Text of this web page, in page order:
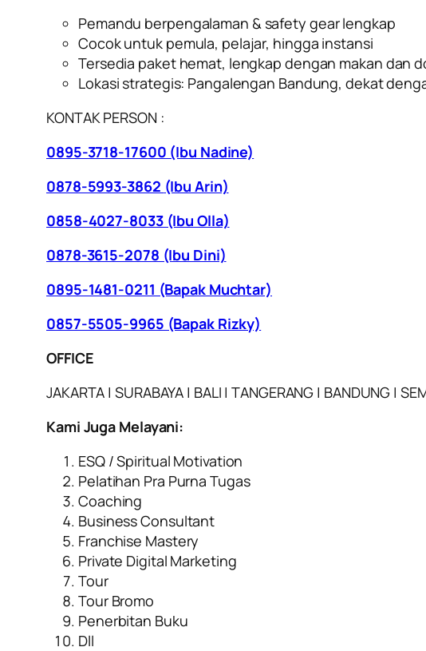
Pemandu berpengalaman & safety gear lengkap
Cocok untuk pemula, pelajar, hingga instansi
Tersedia paket hemat, lengkap dengan makan dan
Lokasi strategis: Pangalengan Bandung, dekat
KONTAK PERSON :
0895-3718-17600 (Ibu Nadine)
0878-5993-3862 (Ibu Arin)
0858-4027-8033 (Ibu Olla)
0878-3615-2078 (Ibu Dini)
0895-1481-0211 (Bapak Muchtar)
0857-5505-9965 (Bapak Rizky)
OFFICE
JAKARTA | SURABAYA | BALI | TANGERANG | BANDUNG |
Kami Juga Melayani:
ESQ / Spiritual Motivation
Pelatihan Pra Purna Tugas
Coaching
Business Consultant
Franchise Mastery
Private Digital Marketing
Tour
Tour Bromo
Penerbitan Buku
Dll